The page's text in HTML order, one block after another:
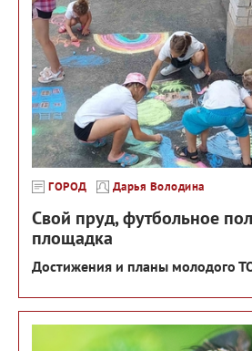
ГОРОД Дарья Володина
Свой пруд, футбольное
площадка
Достижения и планы молодого